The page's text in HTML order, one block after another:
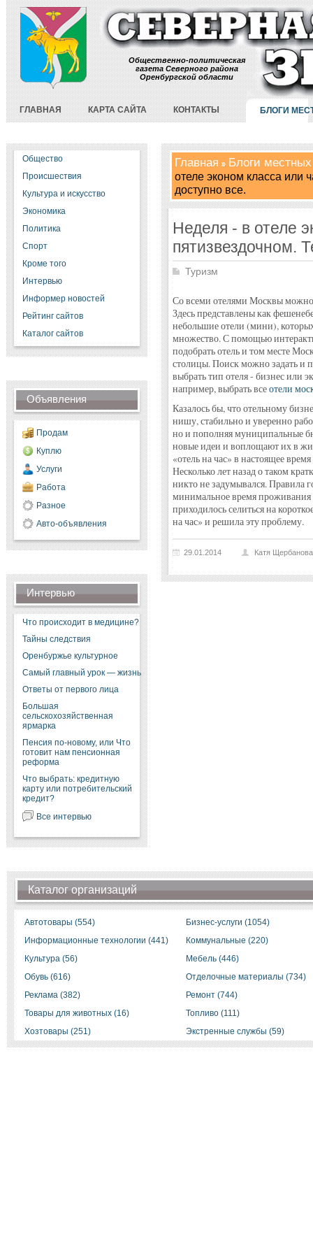
Общественно-политическая
газета Северного района
Оренбургской области
ГЛАВНАЯ КАРТА САЙТА КОНТАКТЫ БЛОГИ
Общество
Происшествия
Культура и искусство
Экономика
Политика
Спорт
Кроме того
Интервью
Информер новостей
Рейтинг сайтов
Каталог сайтов
Объявления
Продам
Куплю
Услуги
Работа
Разное
Авто-объявления
Интервью
Что происходит в медицине?
Тайны следствия
Оренбуржье культурное
Самый главный урок — жизнь
Ответы от первого лица
Большая
сельскохозяйственная
ярмарка
Пенсия по-новому, или Что
готовит нам пенсионная
реформа
Что выбрать: кредитную
карту или потребительский
кредит?
Все интервью
Главная Блоги
отеле эконом класса или
доступно все.
Неделя - в отеле
пятизвездочном.
Туризм
Со всеми отелями Москвы можно
Здесь представлены как
небольшие отели (мини),
множество. С помощью
подобрать отель и том месте
столицы. Поиск можно задать и
выбрать тип отеля - бизнес или
например, выбрать всеотели
Казалось бы, что отельному
нишу, стабильно и уверенно
но и пополняя муниципальные
новые идеи и воплощают их в
«отель на час» в настоящее
Несколько лет назад о таком
никто не задумывался. Правила
минимальное время проживания
приходилось селиться на
на час» и решила эту проблему.
29.01.2014 Катя Щербанова
Каталог организаций
Автотовары (554)
Бизнес-услуги (1054)
Информационные технологии (441)
Коммунальные (220)
Культура (56)
Мебель (446)
Обувь (616)
Отделочные материалы (734)
Реклама (382)
Ремонт (744)
Товары для животных (16)
Топливо (111)
Хозтовары (251)
Экстренные службы (59)